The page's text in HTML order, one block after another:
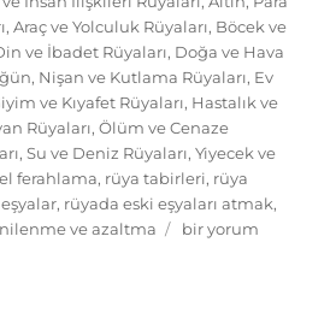
,Araç ve Yolculuk Rüyaları, Böcek ve
ve İbadet Rüyaları, Doğa ve Hava
Nişan ve Kutlama Rüyaları, Ev
ve Kıyafet Rüyaları, Hastalık ve
Rüyaları,Ölüm ve Cenaze
,Su ve Deniz Rüyaları,Yiyecek ve
ferahlama, rüya tabirleri, rüya
, rüyada eski eşyaları atmak,
ve azaltma
Rüyada
bir yorum